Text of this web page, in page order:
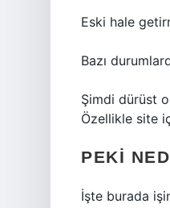
Eski hale
Bazı
Şimdi dürüst
Özellikle site
PEKI
İşte burada